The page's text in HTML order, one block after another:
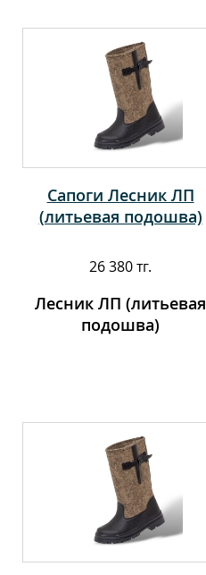
Сапоги Лесник ЛП
(литьевая подошва)
26 380 тг.
Лесник ЛП (литьевая
подошва)